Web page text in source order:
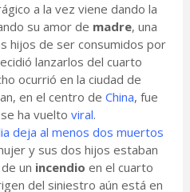
a la vez viene dando la
su amor de madre, una
hijos de ser consumidos por
lanzarlos del cuarto
ocurrió en la ciudad de
en el centro de China, fue
ha vuelto viral.
deja al menos dos muertos
y sus dos hijos estaban
un incendio en el cuarto
del siniestro aún está en